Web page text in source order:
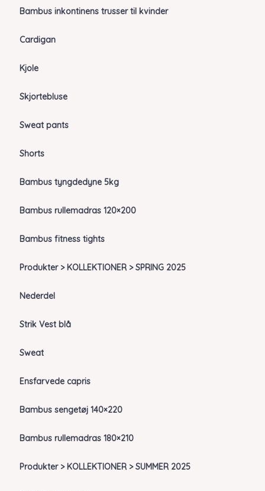
Bambus inkontinens trusser til kvinder
Cardigan
Kjole
Skjortebluse
Sweat pants
Shorts
Bambus tyngdedyne 5kg
Bambus rullemadras 120×200
Bambus fitness tights
Produkter > KOLLEKTIONER > SPRING 2025
Nederdel
Strik Vest blå
Sweat
Ensfarvede capris
Bambus sengetøj 140×220
Bambus rullemadras 180×210
Produkter > KOLLEKTIONER > SUMMER 2025